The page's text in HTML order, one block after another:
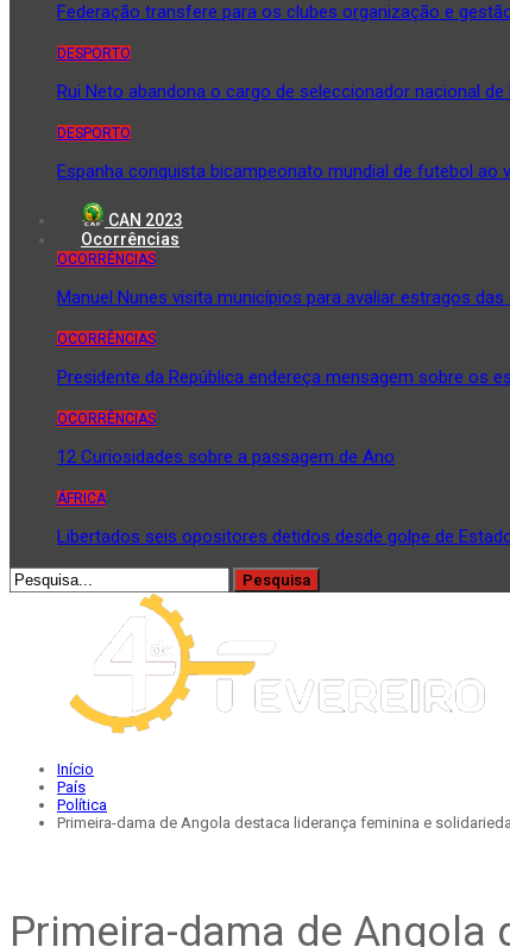
Federação transfere para os clubes organização e
DESPORTO
Rui Neto abandona o cargo de seleccionador nacional
DESPORTO
Espanha conquista bicampeonato mundial de futebol ao
CAN 2023
Ocorrências
OCORRÊNCIAS
Manuel Nunes visita municípios para avaliar estragos das
OCORRÊNCIAS
Presidente da República endereça mensagem sobre os
OCORRÊNCIAS
12 Curiosidades sobre a passagem de Ano
ÁFRICA
Libertados seis opositores detidos desde golpe de
Início
País
Política
Primeira-dama de Angola destaca liderança feminina e
Primeira-dama de